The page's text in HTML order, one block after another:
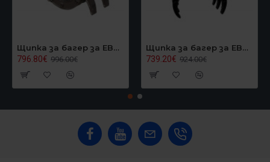
Щипка за багер за EB40, Graecus EB40GRAPPLER
796.80€ 996.00€
Щипка за багер за EB24/EB27, Graecus EB27GRAPPLER
739.20€ 924.00€